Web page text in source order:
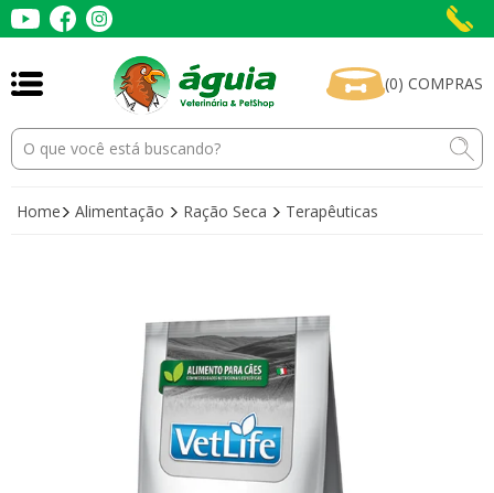
(0) COMPRAS
Home Alimentação Ração Seca Terapêuticas